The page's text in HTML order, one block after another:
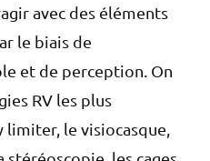
avec des éléments
le biais de
et de perception. On
RV les plus
limiter, le visiocasque,